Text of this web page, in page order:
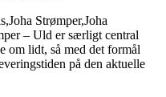
Strømper,Joha
– Uld er særligt central
om lidt, så med det formål
på den aktuelle